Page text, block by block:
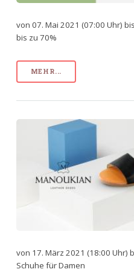
von 07. Mai 2021 (07:00 Uhr)
bis zu 70%
MEHR...
von 17. März 2021 (18:00 Uhr)
Schuhe für Damen